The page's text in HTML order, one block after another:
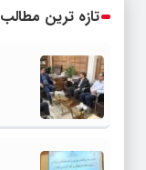
تازه ترین مطالب